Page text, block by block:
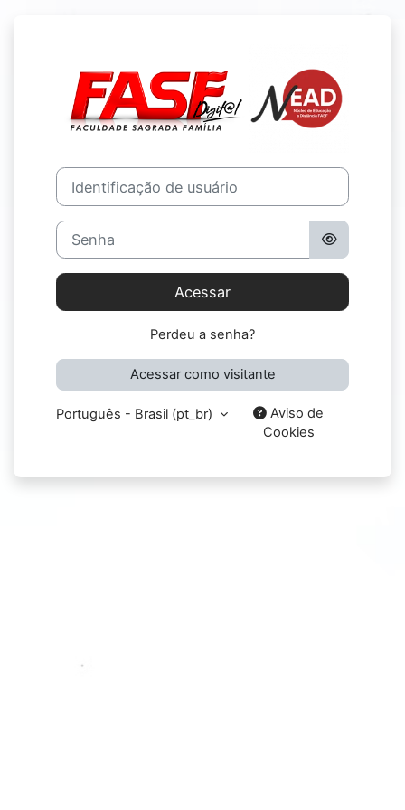
Identificação de usuário
Senha
Acessar
Perdeu a senha?
Acessar como visitante
Português - Brasil ‎(pt_br)‎
Aviso de
Cookies